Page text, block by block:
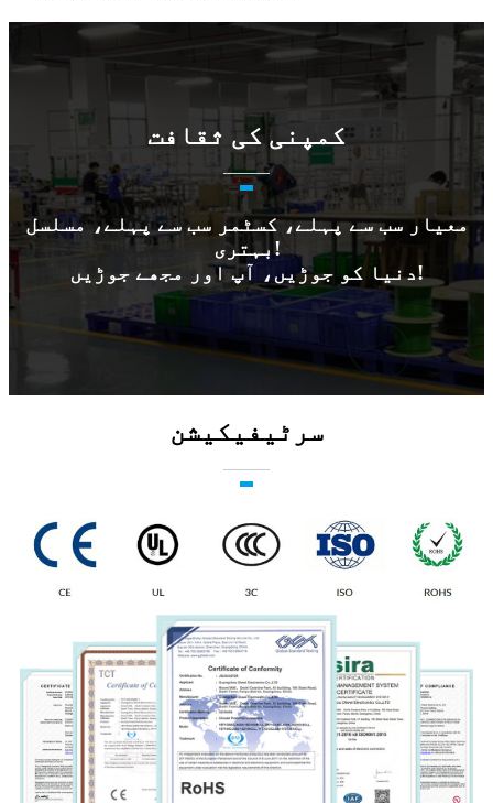
کمپنی کی ثقافت
معیار سب سے پہلے، کسٹمر سب سے پہلے، مسلسل
بہتری!
دنیا کو جوڑیں، آپ اور مجھے جوڑیں!
سرٹیفیکیشن